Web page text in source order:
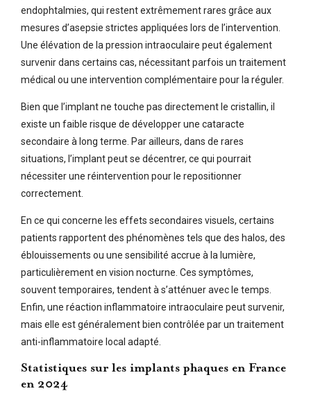
endophtalmies, qui restent extrêmement rares grâce aux
mesures d’asepsie strictes appliquées lors de l’intervention.
Une élévation de la pression intraoculaire peut également
survenir dans certains cas, nécessitant parfois un traitement
médical ou une intervention complémentaire pour la réguler.
Bien que l’implant ne touche pas directement le cristallin, il
existe un faible risque de développer une cataracte
secondaire à long terme. Par ailleurs, dans de rares
situations, l’implant peut se décentrer, ce qui pourrait
nécessiter une réintervention pour le repositionner
correctement.
En ce qui concerne les effets secondaires visuels, certains
patients rapportent des phénomènes tels que des halos, des
éblouissements ou une sensibilité accrue à la lumière,
particulièrement en vision nocturne. Ces symptômes,
souvent temporaires, tendent à s’atténuer avec le temps.
Enfin, une réaction inflammatoire intraoculaire peut survenir,
mais elle est généralement bien contrôlée par un traitement
anti-inflammatoire local adapté.
Statistiques sur les implants phaques en France
en 2024